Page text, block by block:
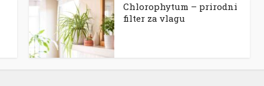
Chlorophytum – prirodni
filter za vlagu